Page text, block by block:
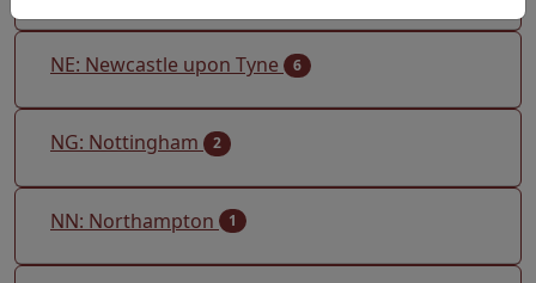
NE: Newcastle upon Tyne 6
NG: Nottingham 2
NN: Northampton 1